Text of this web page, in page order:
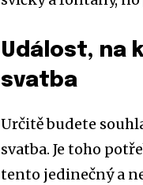
Událost, na
svatba
Určitě budete
svatba. Je toho
tento jedinečný a